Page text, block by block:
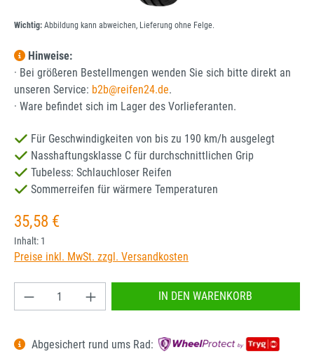
Wichtig: Abbildung kann abweichen, Lieferung ohne Felge.
Hinweise:
· Bei größeren Bestellmengen wenden Sie sich bitte direkt an
unseren Service: b2b@reifen24.de.
· Ware befindet sich im Lager des Vorlieferanten.
Für Geschwindigkeiten von bis zu 190 km/h ausgelegt
Nasshaftungsklasse C für durchschnittlichen Grip
Tubeless: Schlauchloser Reifen
Sommerreifen für wärmere Temperaturen
Regulärer Preis:
35,58 €
Inhalt: 1
Preise inkl. MwSt. zzgl. Versandkosten
Produkt Anzahl: Gib den gewünschten Wert
IN DEN WARENKORB
Abgesichert rund ums Rad: